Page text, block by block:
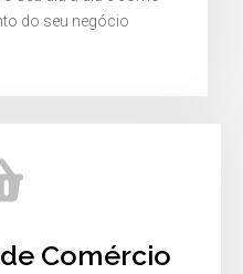
do seu negócio
Comércio